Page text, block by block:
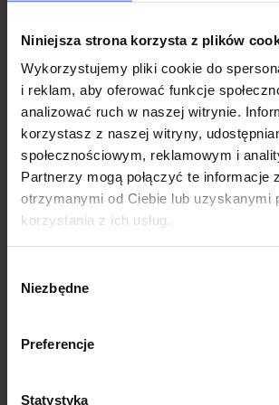
Niniejsza strona korzysta z plików
Wykorzystujemy pliki cookie do
i reklam, aby oferować funkcje
analizować ruch w naszej witrynie.
korzystasz z naszej witryny,
społecznościowym, reklamowym i
Partnerzy mogą połączyć te informacje
otrzymanymi od Ciebie lub uzyskanymi
korzystania z ich usług.
zgody
Niezbędne
Preferencje
Statystyka
skład:100% poliester
Producent :Włochy
Podobne produkty
-27%